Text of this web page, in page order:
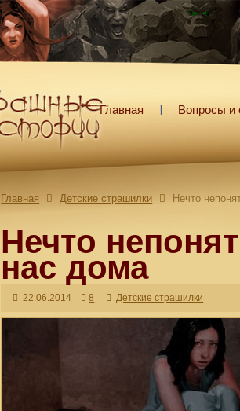
Главная Вопросы и
Главная Детские страшилки Нечто
Нечто
нас дома
22.06.2014 8 Детские страшилки